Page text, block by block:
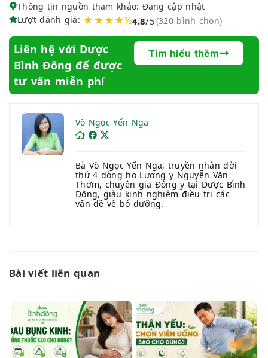
Thông tin nguồn tham khảo: Đang cập nhật
Lượt đánh giá: ★★★★½4.8/5(320 bình chọn)
Liên hệ với Dược
Bình Đông để được
tư vấn miễn phí
Tìm hiểu thêm
Võ Ngọc Yến Nga
Bà Võ Ngọc Yến Nga, truyền nhân đời
thứ 4 dòng họ Lương y Nguyễn Văn
Thơm, chuyên gia Đông y tại Dược Bình
Đông, giàu kinh nghiệm điều trị các
vấn đề về bổ dưỡng.
Bài viết liên quan